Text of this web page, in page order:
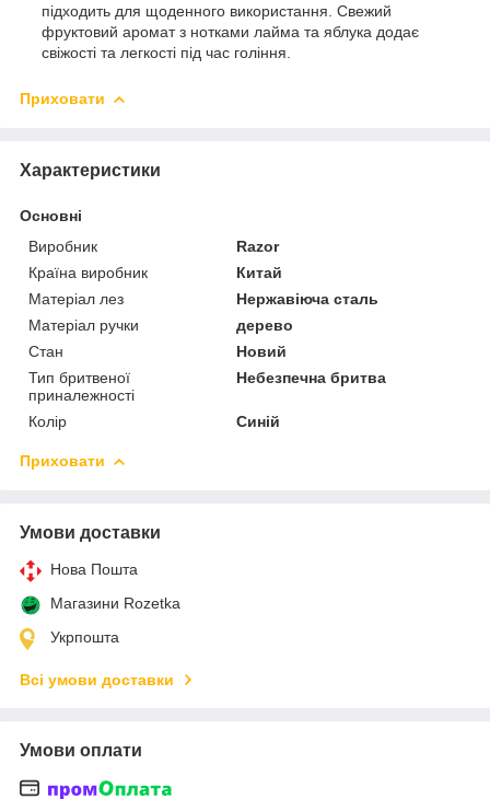
підходить для щоденного використання. Свежий
фруктовий аромат з нотками лайма та яблука додає
свіжості та легкості під час гоління.
Приховати
Характеристики
Основні
Виробник
Razor
Країна виробник
Китай
Матеріал лез
Нержавіюча сталь
Матеріал ручки
дерево
Стан
Новий
Тип бритвеної
приналежності
Небезпечна бритва
Колір Синій
Приховати
Умови доставки
Нова Пошта
Магазини Rozetka
Укрпошта
Всі умови доставки
Умови оплати